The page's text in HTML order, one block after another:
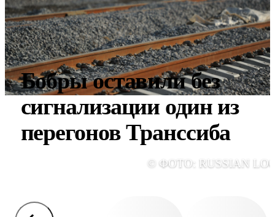
Бобры оставили без
сигнализации один из
перегонов Транссиба
© ФОТО: RUSSIAN